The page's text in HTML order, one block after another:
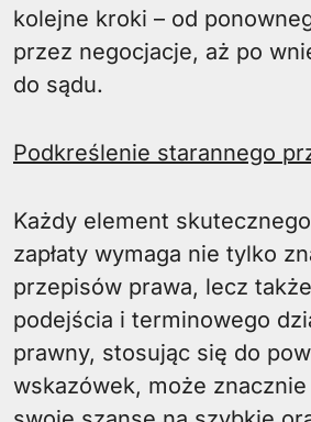
kolejne kroki – od
przez negocjacje, aż po
do sądu.
Podkreślenie starannego
Każdy element
zapłaty wymaga nie tylko
przepisów prawa, lecz
podejścia i terminowego
prawny, stosując się do
wskazówek, może